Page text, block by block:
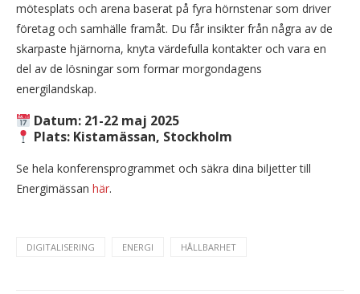
mötesplats och arena baserat på fyra hörnstenar som driver
företag och samhälle framåt. Du får insikter från några av de
skarpaste hjärnorna, knyta värdefulla kontakter och vara en
del av de lösningar som formar morgondagens
energilandskap.
Datum: 21-22 maj 2025
Plats: Kistamässan, Stockholm
Se hela konferensprogrammet och säkra dina biljetter till
Energimässan här.
DIGITALISERING ENERGI HÅLLBARHET